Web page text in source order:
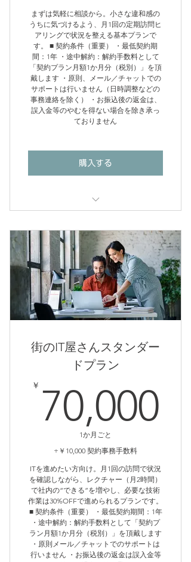
まずは気軽に相談から。小さな違和感の
うちに気づけるよう、月1回の定期訪問ヒ
アリングで状況を整える基本プランで
す。 ■ 契約条件（重要） ・最低契約期
間：1年 ・途中解約：解約手数料として
「契約プラン月額1か月分（税別）」を頂
戴します ・原則、メール／チャットでの
サポートは行いません（日時調整などの
事務連絡を除く） ・お振込後の返金は、
誤入金等のやむを得ない場合を除き承っ
ておりません
購入する
・月1回の定期訪問ヒアリング時に
状況整理／改善の方向性の提案（簡
易）
■ レクチャー料金（約款に準拠）
・契約者料金（半額）：10分 1,980
街のIT屋さんスタンダー
ドプラン
￥ 70,000
1か月ごと
+￥10,000 契約事務手数料
ITを進めたい方向け。月1回の訪問で状況
を確認しながら、レクチャー（月2時間）
で社内の“できる”を増やし、必要な技術
作業は30%OFFで進められるプランです。
■ 契約条件（重要） ・最低契約期間：1年
・途中解約：解約手数料として「契約プ
ラン月額1か月分（税別）」を頂戴します
・原則メール／チャットでのサポートは
行いません ・お振込後の返金は誤入金等